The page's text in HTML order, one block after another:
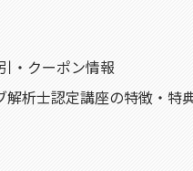
・クーポン情報
析士認定講座の特徴・特